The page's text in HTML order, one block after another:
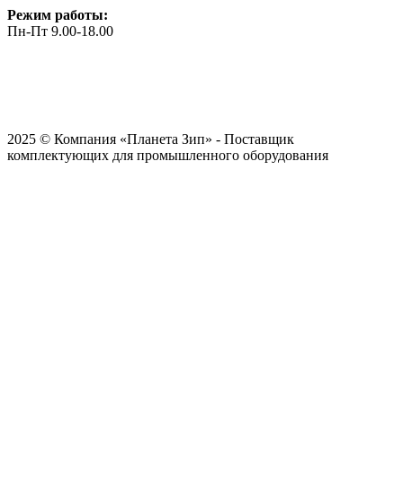
Режим работы:
Пн-Пт 9.00-18.00
2025 © Компания «Планета Зип» - Поставщик
комплектующих для промышленного оборудования